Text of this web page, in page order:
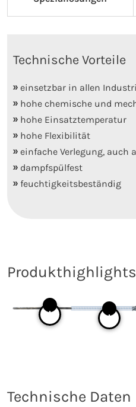
Technische Vorteile
einsetzbar in allen
hohe chemische und
hohe Einsatztemperatur
hohe Flexibilität
einfache Verlegung, auch
dampfspülfest
feuchtigkeitsbeständig
Produkthighlights
Technische Daten